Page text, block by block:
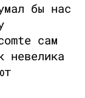
бы нас
сам
невелика